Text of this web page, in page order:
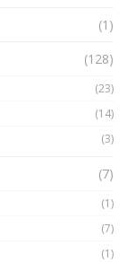
tỷ đô
(1)
(128)
(23)
(14)
(3)
(7)
(1)
(7)
(1)